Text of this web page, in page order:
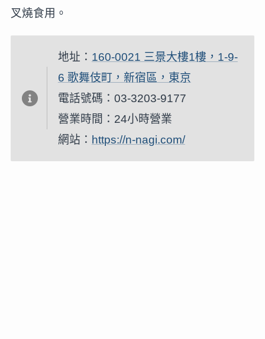
叉燒食用。
地址： 160-0021 三景大樓1樓，1-9-
6 歌舞伎町，新宿區，東京
電話號碼：03-3203-9177
營業時間：24小時營業
網站： https://n-nagi.com/